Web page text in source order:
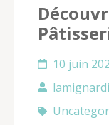
10 juin